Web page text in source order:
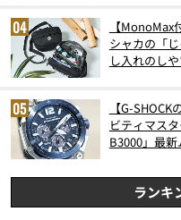
【
シャカの「
し入れのし
【G-
ビティマス
B3000」最
ランキ